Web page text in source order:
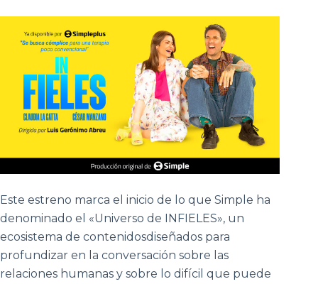
Este estreno marca el inicio de lo que Simple ha
denominado el «Universo de INFIELES», un
ecosistema de contenidosdiseñados para
profundizar en la conversación sobre las
relaciones humanas y sobre lo difícil que puede